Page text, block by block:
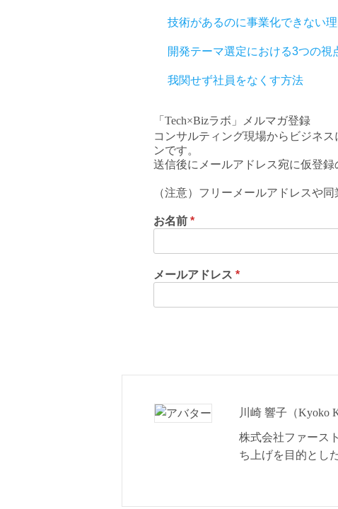
技術があるのに事業化できない
開発テーマ選定における3つの視
我関せず社員をなくす方法
「Tech×Bizラボ」メルマガ登録
コンサルティング現場からビジネ
ンです。
送信後にメールアドレス宛に仮登
（注意）フリーメールアドレスや
お名前 *
メールアドレス *
川崎 響子（Kyoko
株式会社ファース
ち上げを目的とし